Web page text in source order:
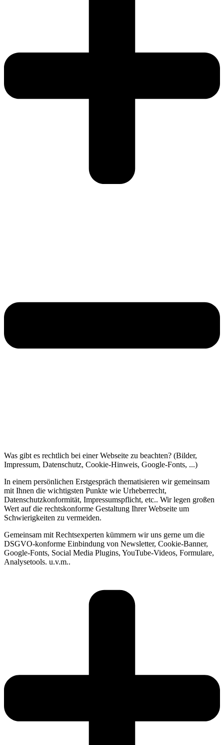
Was gibt es rechtlich bei einer Webseite zu beachten? (Bilder,
Impressum, Datenschutz, Cookie-Hinweis, Google-Fonts, ...)
In einem persönlichen Erstgespräch thematisieren wir gemeinsam
mit Ihnen die wichtigsten Punkte wie Urheberrecht,
Datenschutzkonformität, Impressumspflicht, etc.. Wir legen großen
Wert auf die rechtskonforme Gestaltung Ihrer Webseite um
Schwierigkeiten zu vermeiden.
Gemeinsam mit Rechtsexperten kümmern wir uns gerne um die
DSGVO-konforme Einbindung von Newsletter, Cookie-Banner,
Google-Fonts, Social Media Plugins, YouTube-Videos, Formulare,
Analysetools. u.v.m..